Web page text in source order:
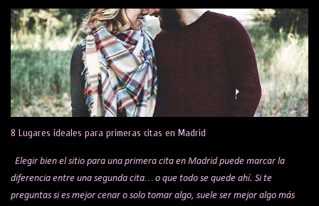
puede interesar. Bar Koki Real Mítico bar de los hermanos López que hace
años se hicieron virales por sus celebraciones de los goles del Real Madrid.
Bar sobre todo para madridistas, con raciones buenísimas y muy buen
trato por parte del dueño, Jesús. Ambientazo en los partidos. Obligatorio
reservar mesa días antes. Está en Barajas, en la C/ de la Playa de San Juan,
13. La Liga 29's Legends Me han hablado muy bien de este restaurante,
tengo pendiente pasarme un día a ver un partido. Con diferentes pantallas
por to...
8 Lugares ideales para primeras citas en Madrid
Elegir bien el sitio para una primera cita en Madrid puede marcar la
diferencia entre una segunda cita… o que todo se quede ahí. Si te
preguntas si es mejor cenar o solo tomar algo, suele ser mejor algo más